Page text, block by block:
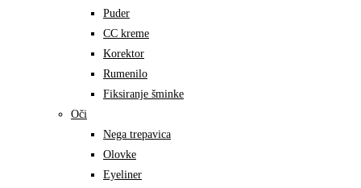
Puder
CC kreme
Korektor
Rumenilo
Fiksiranje šminke
Oči
Nega trepavica
Olovke
Eyeliner